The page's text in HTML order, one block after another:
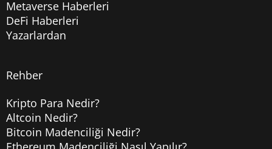
Metaverse Haberleri
DeFi Haberleri
Yazarlardan
Rehber
Kripto Para Nedir?
Altcoin Nedir?
Bitcoin Madenciliği Nedir?